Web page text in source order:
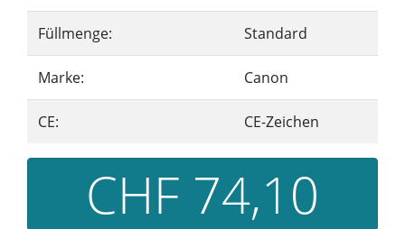
Füllmenge: Standard
Marke: Canon
CE: CE-Zeichen
CHF 74,10